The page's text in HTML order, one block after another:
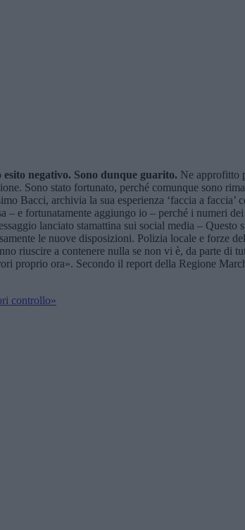
negativo. Sono dunque guarito. Ne approfitto
Sono stato fortunato, perché comunque sono
Bacci, archivia la sua esperienza ‘faccia a
– e fortunatamente aggiungo io – perché i numeri
lanciato stamattina sui social media –
le nuove disposizioni. Polizia locale e forze
riuscire a contenere nulla se non vi è, da parte di
proprio ora». Secondo il report della Regione
controllo»